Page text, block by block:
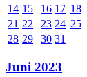
14 15 16 17 18
21 22 23 24 25
28 29 30 31
Juni 2023